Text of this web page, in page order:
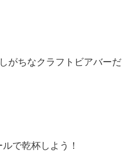
がちなクラフトビアバーだ
で乾杯しよう！